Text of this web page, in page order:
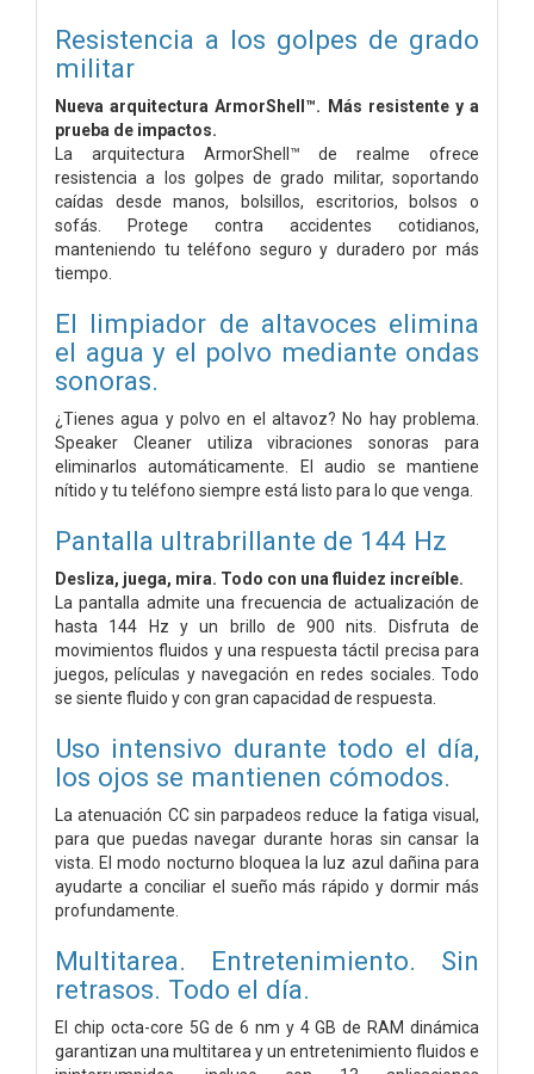
Resistencia a los golpes de grado
militar
Nueva arquitectura ArmorShell™. Más resistente y a
prueba de impactos.
La arquitectura ArmorShell™ de realme ofrece
resistencia a los golpes de grado militar, soportando
caídas desde manos, bolsillos, escritorios, bolsos o
sofás. Protege contra accidentes cotidianos,
manteniendo tu teléfono seguro y duradero por más
tiempo.
El limpiador de altavoces elimina
el agua y el polvo mediante ondas
sonoras.
¿Tienes agua y polvo en el altavoz? No hay problema.
Speaker Cleaner utiliza vibraciones sonoras para
eliminarlos automáticamente. El audio se mantiene
nítido y tu teléfono siempre está listo para lo que venga.
Pantalla ultrabrillante de 144 Hz
Desliza, juega, mira. Todo con una fluidez increíble.
La pantalla admite una frecuencia de actualización de
hasta 144 Hz y un brillo de 900 nits. Disfruta de
movimientos fluidos y una respuesta táctil precisa para
juegos, películas y navegación en redes sociales. Todo
se siente fluido y con gran capacidad de respuesta.
Uso intensivo durante todo el día,
los ojos se mantienen cómodos.
La atenuación CC sin parpadeos reduce la fatiga visual,
para que puedas navegar durante horas sin cansar la
vista. El modo nocturno bloquea la luz azul dañina para
ayudarte a conciliar el sueño más rápido y dormir más
profundamente.
Multitarea. Entretenimiento. Sin
retrasos. Todo el día.
El chip octa-core 5G de 6 nm y 4 GB de RAM dinámica
garantizan una multitarea y un entretenimiento fluidos e